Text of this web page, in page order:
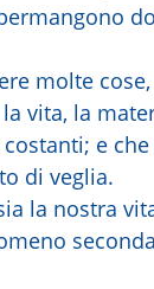
molte
vita, la
e
di veglia.
la nostra